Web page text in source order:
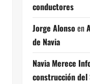
conductores
Jorge Alonsoen
de Navia
Navia Merece
construcción del